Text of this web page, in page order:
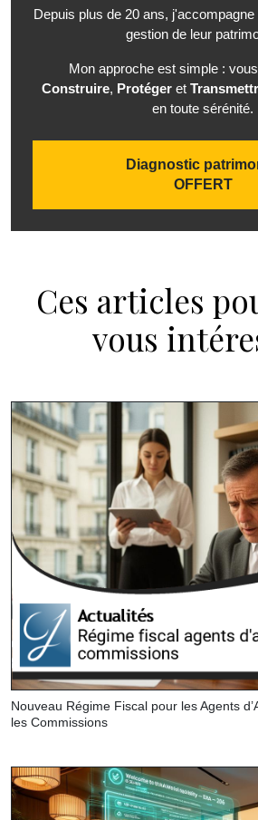
Depuis plus de 20 ans,
gestion de leur
Mon approche est simple :
Construire, Protégeret
en toute sérénité.
Diagnostic
OFFERT
Ces articles
vous
Nouveau Régime Fiscal pour les Agents
les Commissions